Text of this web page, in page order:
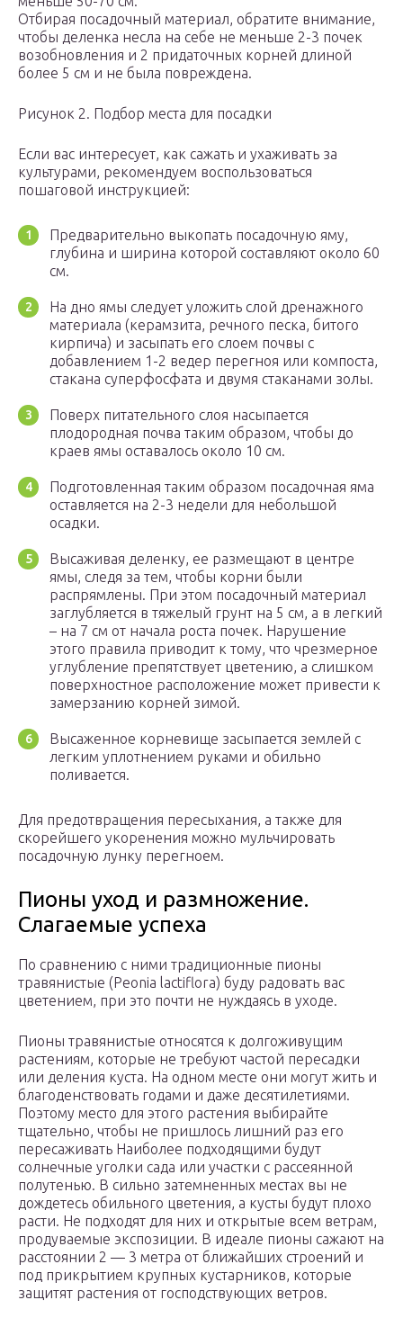
Отбирая посадочный материал, обратите внимание,
чтобы деленка несла на себе не меньше 2-3 почек
возобновления и 2 придаточных корней длиной
более 5 см и не была повреждена.
Рисунок 2. Подбор места для посадки
Если вас интересует, как сажать и ухаживать за
культурами, рекомендуем воспользоваться
пошаговой инструкцией:
Предварительно выкопать посадочную яму,
глубина и ширина которой составляют около 60
см.
На дно ямы следует уложить слой дренажного
материала (керамзита, речного песка, битого
кирпича) и засыпать его слоем почвы с
добавлением 1-2 ведер перегноя или компоста,
стакана суперфосфата и двумя стаканами золы.
Поверх питательного слоя насыпается
плодородная почва таким образом, чтобы до
краев ямы оставалось около 10 см.
Подготовленная таким образом посадочная яма
оставляется на 2-3 недели для небольшой
осадки.
Высаживая деленку, ее размещают в центре
ямы, следя за тем, чтобы корни были
распрямлены. При этом посадочный материал
заглубляется в тяжелый грунт на 5 см, а в легкий
– на 7 см от начала роста почек. Нарушение
этого правила приводит к тому, что чрезмерное
углубление препятствует цветению, а слишком
поверхностное расположение может привести к
замерзанию корней зимой.
Высаженное корневище засыпается землей с
легким уплотнением руками и обильно
поливается.
Для предотвращения пересыхания, а также для
скорейшего укоренения можно мульчировать
посадочную лунку перегноем.
Пионы уход и размножение.
Слагаемые успеха
По сравнению с ними традиционные пионы
травянистые (Peonia lactiflora) буду радовать вас
цветением, при это почти не нуждаясь в уходе.
Пионы травянистые относятся к долгоживущим
растениям, которые не требуют частой пересадки
или деления куста. На одном месте они могут жить и
благоденствовать годами и даже десятилетиями.
Поэтому место для этого растения выбирайте
тщательно, чтобы не пришлось лишний раз его
пересаживать Наиболее подходящими будут
солнечные уголки сада или участки с рассеянной
полутенью. В сильно затемненных местах вы не
дождетесь обильного цветения, а кусты будут плохо
расти. Не подходят для них и открытые всем ветрам,
продуваемые экспозиции. В идеале пионы сажают на
расстоянии 2 — 3 метра от ближайших строений и
под прикрытием крупных кустарников, которые
защитят растения от господствующих ветров.